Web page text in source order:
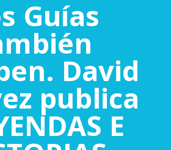
Guías
David
publica
E